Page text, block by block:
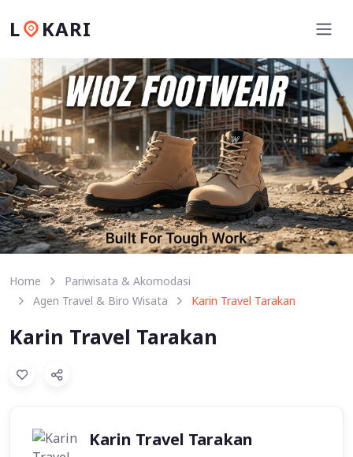
L KARI
Home
Pariwisata & Akomodasi
Agen Travel & Biro Wisata
Karin Travel Tarakan
Karin Travel Tarakan
Karin Travel Tarakan